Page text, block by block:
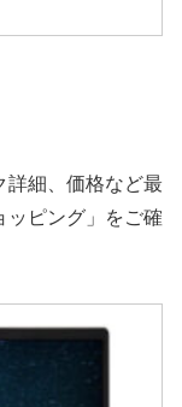
詳細、価格など最
ッピング」をご確